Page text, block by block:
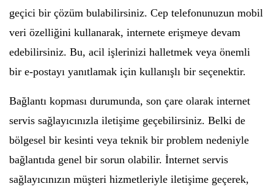
geçici bir çözüm bulabilirsiniz. Cep telefonunuzun mobil
veri özelliğini kullanarak, internete erişmeye devam
edebilirsiniz. Bu, acil işlerinizi halletmek veya önemli
bir e-postayı yanıtlamak için kullanışlı bir seçenektir.
Bağlantı kopması durumunda, son çare olarak internet
servis sağlayıcınızla iletişime geçebilirsiniz. Belki de
bölgesel bir kesinti veya teknik bir problem nedeniyle
bağlantıda genel bir sorun olabilir. İnternet servis
sağlayıcınızın müşteri hizmetleriyle iletişime geçerek,